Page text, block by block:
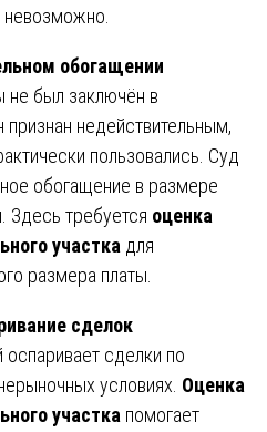
невозможно.
обогащении
не был заключён в
недействительным,
пользовались. Суд
обогащение в размере
Здесь требуется оценка
участка для
размера платы.
сделок
сделки по
условиях. Оценка
участка помогает